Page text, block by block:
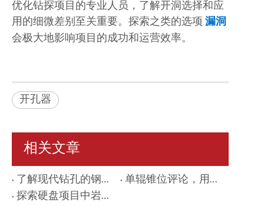
优化钻探项目的专业人员，了解开洞选择和应
用的细微差别至关重要。探索之类的选项 漏洞
会极大地影响项目的成功和运营效率。
开孔器
相关文章
了解现代钻孔的钢牙三甲
单辊锥位评论，用于艰难的钻井工作
探索硬盘项目中岩石铰刀开瓶器的创新用途